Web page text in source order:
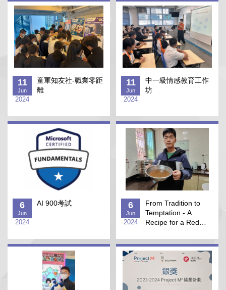
11
Jun
2024
童軍知友社-職業零距
離
11
Jun
2024
中一級情感教育工作
坊
6
Jun
2024
AI 900考試 6
Jun
2024
From Tradition to
Temptation - A
Recipe for a Red